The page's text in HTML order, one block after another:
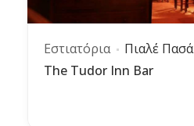
Εστιατόρια
Πιαλέ Πασά
The Tudor Inn Bar